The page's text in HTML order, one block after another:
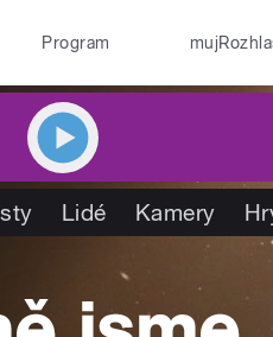
Program
Lidé Kamery